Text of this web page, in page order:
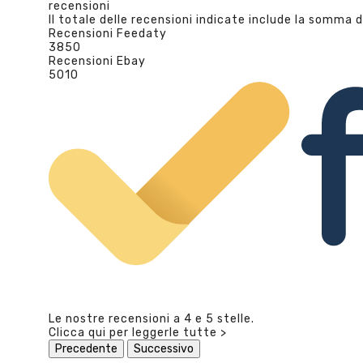
recensioni
Il totale delle recensioni indicate include la somma
Recensioni Feedaty
3850
Recensioni Ebay
5010
Le nostre recensioni a 4 e 5 stelle.
Clicca qui per leggerle tutte >
Precedente
Successivo